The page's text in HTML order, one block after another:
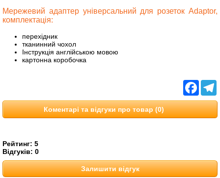
Мережевий адаптер універсальний для розеток Adaptor,
комплектація:
перехідник
тканинний чохол
Інструкція англійською мовою
картонна коробочка
Коментарі та відгуки про товар (0)
Рейтинг: 5
Відгуків: 0
Залишити відгук